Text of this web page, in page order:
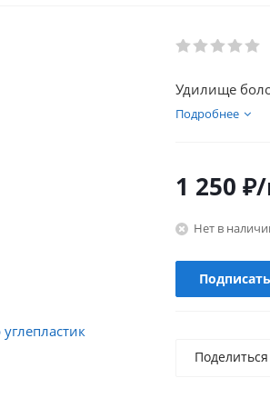
Удилище
Подробнее
1 250 ₽
Нет в
Поделиться